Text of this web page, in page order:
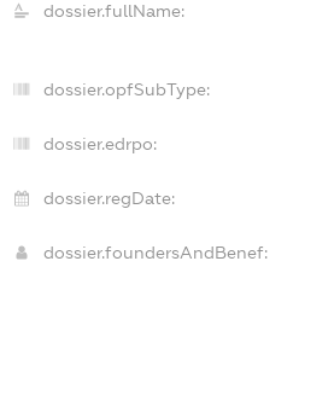
dossier.fullName:
dossier.opfSubType:
dossier.edrpo:
dossier.regDate:
dossier.foundersAndBenef: